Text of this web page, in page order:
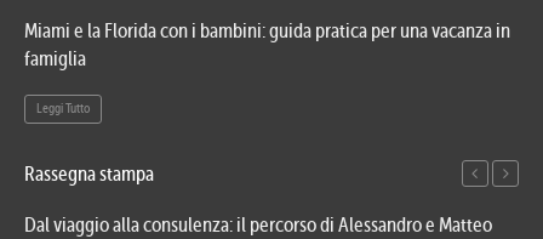
Miami e la Florida con i bambini: guida pratica per una vacanza in
famiglia
Leggi Tutto
Rassegna stampa
Dal viaggio alla consulenza: il percorso di Alessandro e Matteo